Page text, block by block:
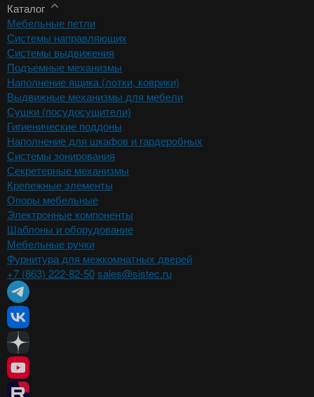
Каталог
Мебельные петли
Системы направляющих
Системы выдвижения
Подъемные механизмы
Наполнение ящика (лотки, коврики)
Выдвижные механизмы для мебели
Сушки (посудосушители)
Гигиенические поддоны
Наполнение для шкафов и гардеробных
Системы зонирования
Секретерные механизмы
Крепежные элементы
Опоры мебельные
Электронные компоненты
Шаблоны и оборудование
Мебельные ручки
Фурнитура для межкомнатных дверей
+7 (863) 222-82-50sales@sistec.ru